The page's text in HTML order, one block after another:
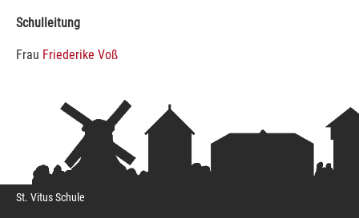
Schulleitung
Frau Friederike Voß
St. Vitus Schule